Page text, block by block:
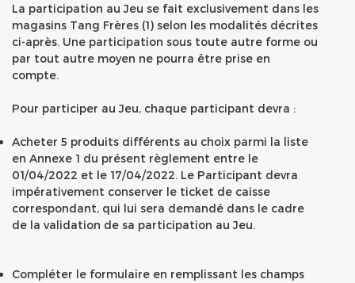
La participation au Jeu se fait exclusivement dans les
magasins Tang Frères (1) selon les modalités décrites
ci-après. Une participation sous toute autre forme ou
par tout autre moyen ne pourra être prise en
compte.
Pour participer au Jeu, chaque participant devra :
Acheter 5 produits différents au choix parmi la liste
en Annexe 1 du présent règlement entre le
01/04/2022 et le 17/04/2022. Le Participant devra
impérativement conserver le ticket de caisse
correspondant, qui lui sera demandé dans le cadre
de la validation de sa participation au Jeu.
Compléter le formulaire en remplissant les champs